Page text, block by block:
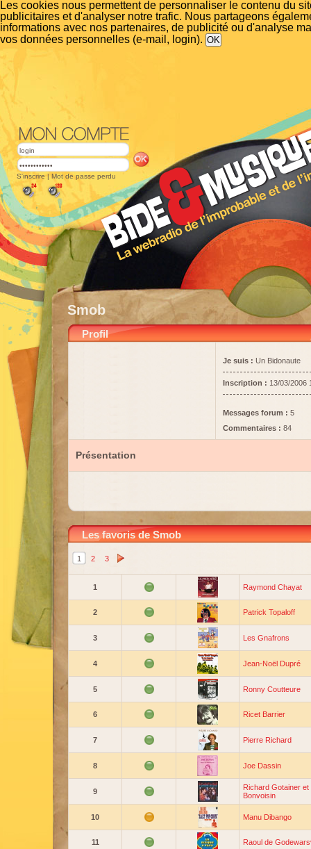
Les cookies nous permettent de personnaliser le contenu du
publicitaires et d'analyser notre trafic. Nous partageons
informations avec nos partenaires, de publicité ou d'analyse
vos données personnelles (e-mail, login).
S'inscrire | Mot de passe perdu
Smob
Profil
Je suis : Un Bidonaute
Inscription : 13/03/2006
Messages forum : 5
Commentaires : 84
Présentation
Les favoris de Smob
1 2 3
1 Raymond Chayat
2 Patrick Topaloff
3 Les Gnafrons
4 Jean-Noël Dupré
5 Ronny Coutteure
6 Ricet Barrier
7 Pierre Richard
8 Joe Dassin
9
Richard Gotainer et
Bonvoisin
10 Manu Dibango
11 Raoul de